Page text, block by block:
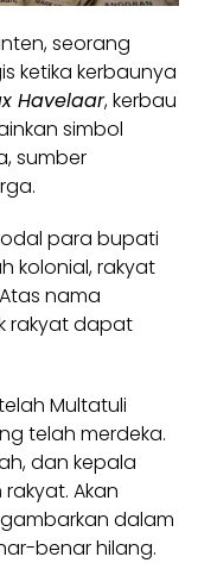
seorang
ketika kerbaunya
Havelaar, kerbau
simbol
sumber
para bupati
kolonial, rakyat
nama
rakyat dapat
Multatuli
telah merdeka.
dan kepala
Akan
dalam
benar hilang.